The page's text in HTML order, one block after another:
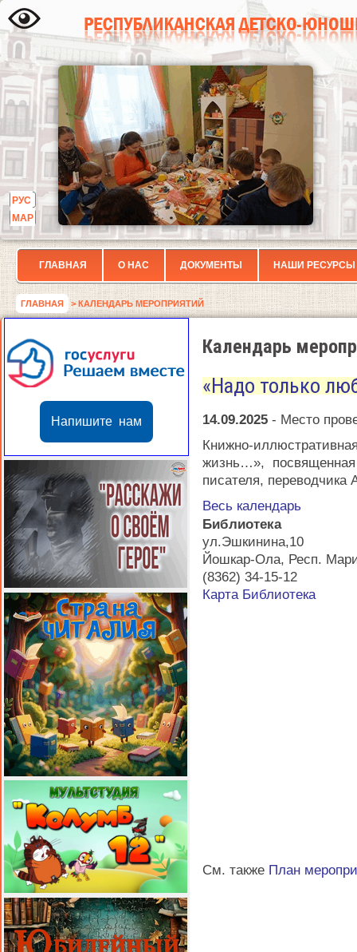
РУС
МАР
ГЛАВНАЯ О НАС ДОКУМЕНТЫ НАШИ РЕСУРСЫ
ГЛАВНАЯ > КАЛЕНДАРЬ МЕРОПРИЯТИЙ
Напишите нам
Календарь
«Надо только
14.09.2025 - Место
Книжно-
жизнь…»,
писателя, переводчика
Весь календарь
Библиотека
ул.Эшкинина,10
Йошкар-Ола, Респ.
(8362) 34-15-12
Карта Библиотека
См. также План